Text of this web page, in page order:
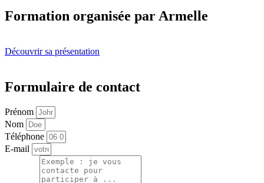
Formation organisée par Armelle
Découvrir sa présentation
Formulaire de contact
Prénom
Nom
Téléphone
E-mail